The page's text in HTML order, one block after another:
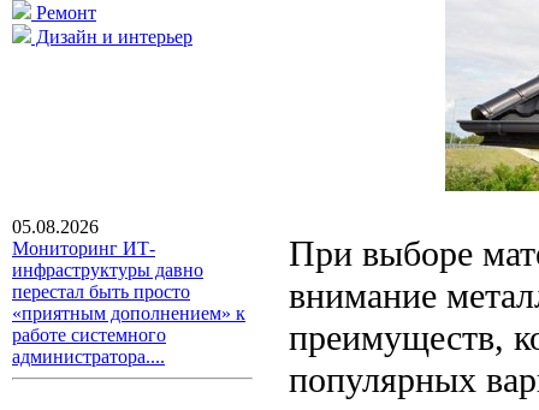
Ремонт
Дизайн и интерьер
05.08.2026
Мониторинг ИТ-
инфраструктуры давно
перестал быть просто
«приятным дополнением» к
работе системного
администратора....
При выборе
внимание
преимуществ,
популярных